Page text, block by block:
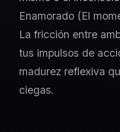
Enamorado (El
La fricción entre
tus impulsos de
madurez reflexiva
ciegas.